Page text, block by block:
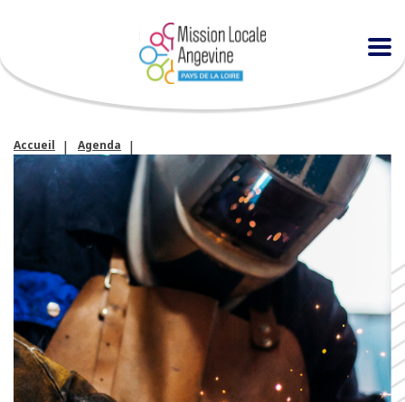
Accueil
Agenda
Les mercredis de l’info : spécial industrie